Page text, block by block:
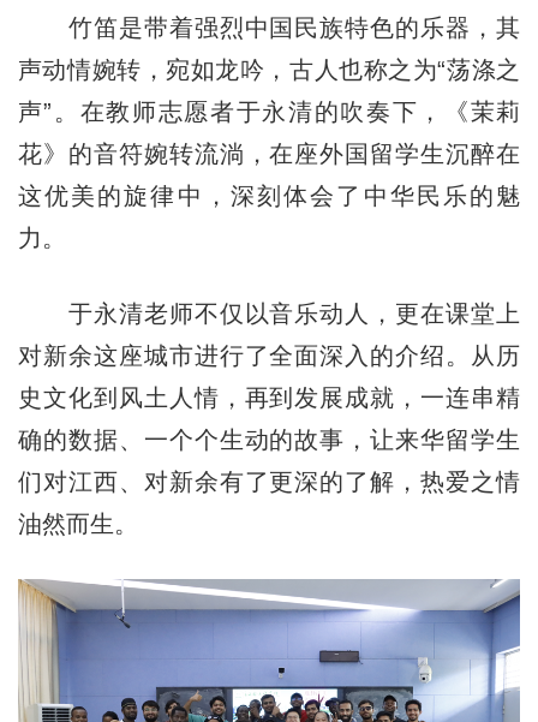
竹笛是带着强烈中国民族特色的乐器，其
声动情婉转，宛如龙吟，古人也称之为“荡涤之
声”。在教师志愿者于永清的吹奏下，《茉莉
花》的音符婉转流淌，在座外国留学生沉醉在
这优美的旋律中，深刻体会了中华民乐的魅
力。
于永清老师不仅以音乐动人，更在课堂上
对新余这座城市进行了全面深入的介绍。从历
史文化到风土人情，再到发展成就，一连串精
确的数据、一个个生动的故事，让来华留学生
们对江西、对新余有了更深的了解，热爱之情
油然而生。